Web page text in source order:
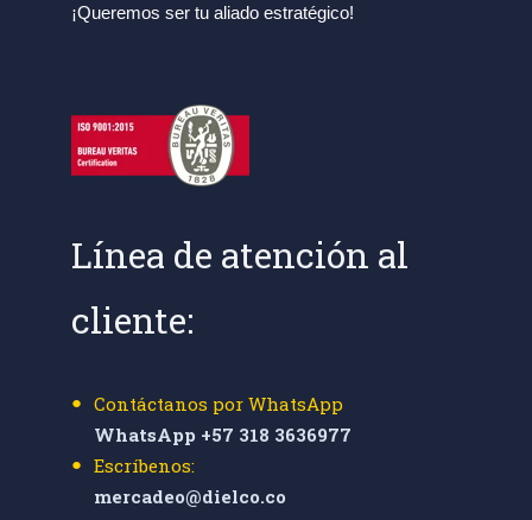
¡Queremos ser tu aliado estratégico!
Línea de atención al
cliente:
Contáctanos por WhatsApp
WhatsApp +57 318 3636977
Escríbenos:
mercadeo@dielco.co